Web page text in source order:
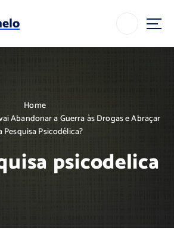
Home
Abandonar a Guerra às Drogas e Abraçar
Pesquisa Psicodélica?
psicodelica